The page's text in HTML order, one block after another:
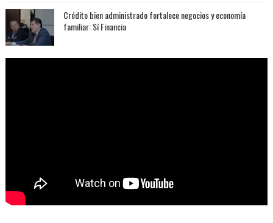
Crédito bien administrado fortalece negocios y economía
familiar: Sí Financia